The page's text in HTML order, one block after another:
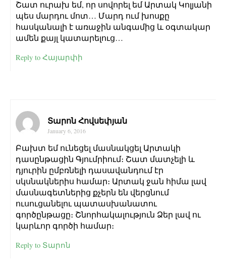
Շատ ուրախ եմ, որ սովորել եմ Արտակ Կոլյանի
պես մարդու մոտ… Մարդ ում խոսքը
հասկանալի է առաջին անգամից և օգտակար
ամեն քայլ կատարելուց…
Reply to Հայարփի
Տարոն Հովսեփյան
January 6, 2016
Բախտ եմ ունեցել մասնակցել Արտակի
դասընթացին Գյումրիում։ Շատ մատչելի և
դյուրին ըմբռնելի դասավանդում էր
սկսնակներիս համար։ Արտակ ջան հիմա լավ
մասնագետներից քչերն են վերցնում
ուսուցանելու պատասխանատու
գործընթացը։ Շնորհակալություն Ձեր լավ ու
կարևոր գործի համար։
Reply to Տարոն